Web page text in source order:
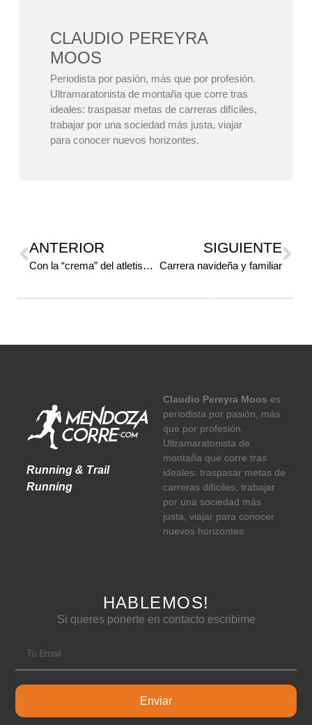
CLAUDIO PEREYRA
MOOS
Periodista por pasión, más que por profesión.
Ultramaratonista de montaña que corre tras
ideales: traspasar metas de carreras difíciles,
trabajar por una sociedad más justa, viajar
para conocer nuevos horizontes.
ANTERIOR
Con la “crema” del atletismo nacional
SIGUIENTE
Carrera navideña y familiar
Running & Trail
Running
Claudio Pereyra Moos es
periodista por pasión, más
que por profesión.
Ultramaratonista de
montaña que corre tras
ideales: traspasar metas de
carreras difíciles, trabajar
por una sociedad más
justa, viajar para conocer
nuevos horizontes
HABLEMOS!
Si queres ponerte en contacto escribime
Enviar